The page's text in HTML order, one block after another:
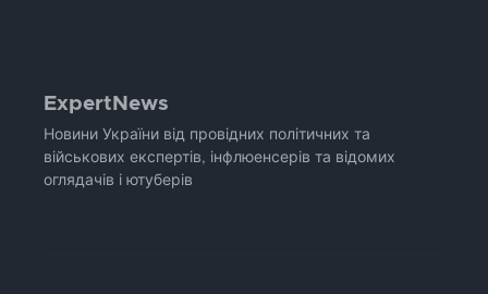
ExpertNews
Новини України від провідних політичних та
військових експертів, інфлюенсерів та відомих
оглядачів і ютуберів